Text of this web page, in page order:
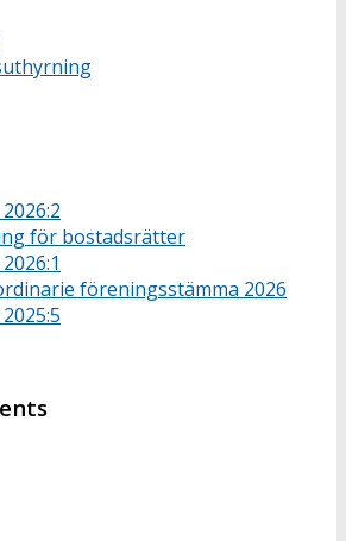
för bostadsrätter
föreningsstämma 2026